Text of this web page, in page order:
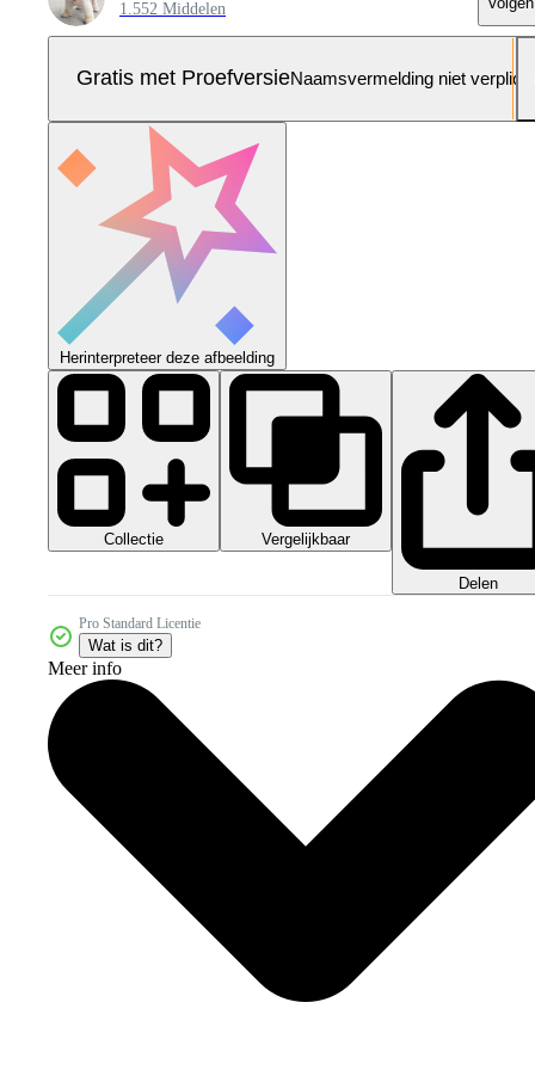
1.552 Middelen
Gratis met ProefversieNaamsvermelding niet verplicht
Herinterpreteer deze afbeelding
Collectie Vergelijkbaar
Delen
Pro Standard Licentie
Wat is dit?
Meer info